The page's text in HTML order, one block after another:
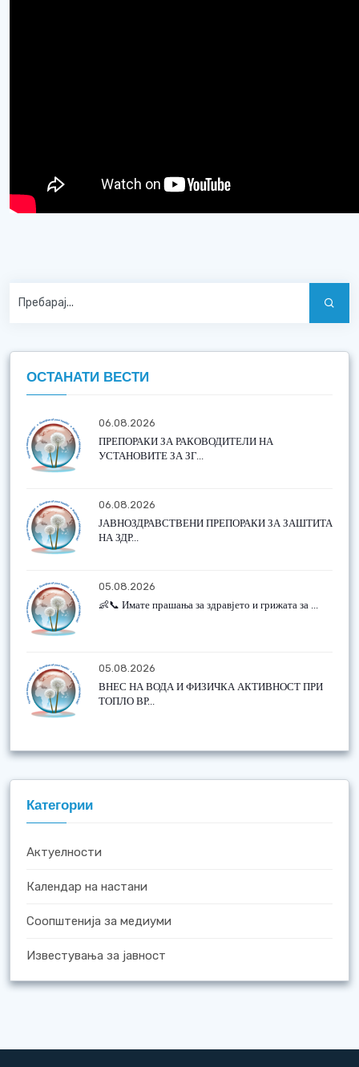
ОСТАНАТИ ВЕСТИ
06.08.2026
ПРЕПОРАКИ ЗА РАКОВОДИТЕЛИ НА
УСТАНОВИТЕ ЗА ЗГ...
06.08.2026
ЈАВНОЗДРАВСТВЕНИ ПРЕПОРАКИ ЗА ЗАШТИТА
НА ЗДР...
05.08.2026
👶📞 Имате прашања за здравјето и грижата за ...
05.08.2026
ВНЕС НА ВОДА И ФИЗИЧКА АКТИВНОСТ ПРИ
ТОПЛО ВР...
Категории
Актуелности
Календар на настани
Соопштенија за медиуми
Известувања за јавност